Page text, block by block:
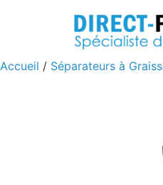
Accueil / Séparateurs à